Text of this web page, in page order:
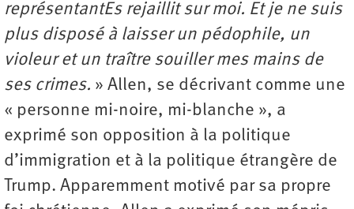
représentantEs rejaillit sur moi. Et je ne suis
plus disposé à laisser un pédophile, un
violeur et un traître souiller mes mains de
ses crimes. » Allen, se décrivant comme une
« personne mi-noire, mi-blanche », a
exprimé son opposition à la politique
d’immigration et à la politique étrangère de
Trump. Apparemment motivé par sa propre